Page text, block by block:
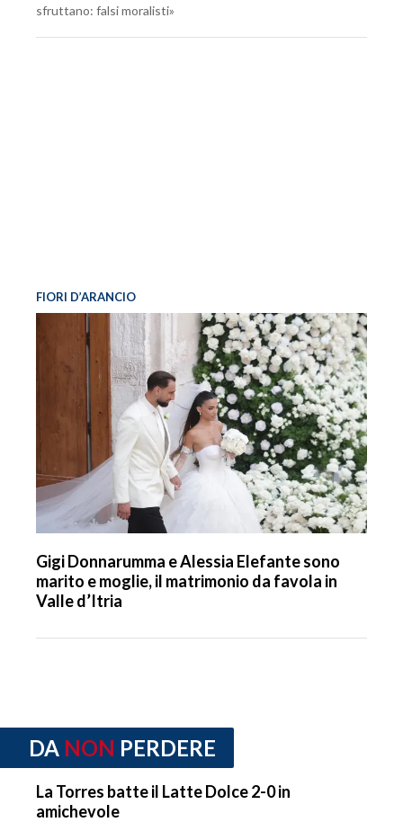
sfruttano: falsi moralisti»
FIORI D’ARANCIO
Gigi Donnarumma e Alessia Elefante sono
marito e moglie, il matrimonio da favola in
Valle d’Itria
DA NON PERDERE
La Torres batte il Latte Dolce 2-0 in
amichevole